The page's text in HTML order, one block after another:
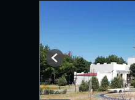
Previous